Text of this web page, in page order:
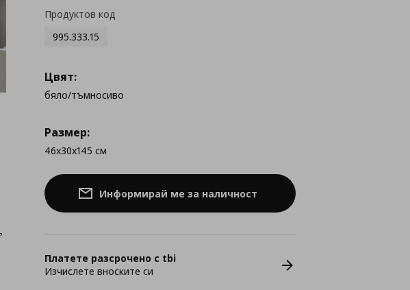
Продуктов код
995.333.15
Цвят:
бяло/тъмносиво
Размер:
46x30x145 см
Информирай ме за наличност
Платете разсрочено с tbi
Изчислете вноските си